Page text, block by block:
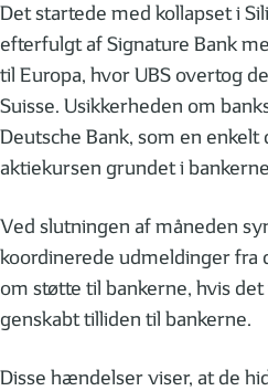
Det startede med kollapset i
efterfulgt af Signature Bank
til Europa, hvor UBS overtog
Suisse. Usikkerheden om
Deutsche Bank, som en
aktiekursen grundet i
Ved slutningen af måneden
koordinerede udmeldinger fra
om støtte til bankerne, hvis
genskabt tilliden til bankerne.
Disse hændelser viser, at de